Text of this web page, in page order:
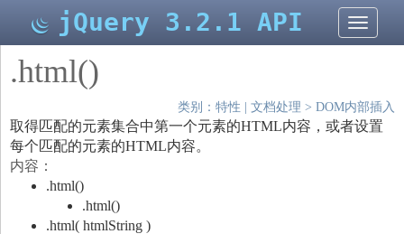
切
换
jQuery 3.2.1 API
.html()
类别： 特性 文档处理 > DOM内部插入
取得匹配的元素集合中第一个元素的HTML内容，或者设置
每个匹配的元素的HTML内容。
内容：
.html()
.html()
.html( htmlString )